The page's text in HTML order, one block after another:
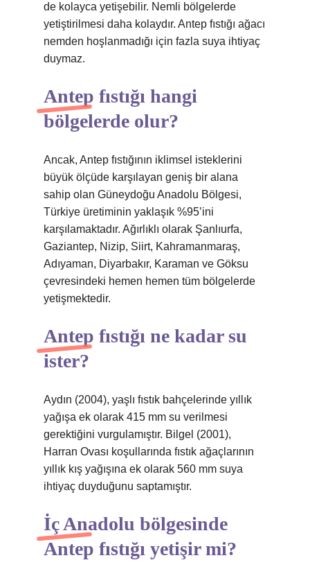
de kolayca yetişebilir. Nemli bölgelerde
yetiştirilmesi daha kolaydır. Antep fıstığı ağacı
nemden hoşlanmadığı için fazla suya ihtiyaç
duymaz.
Antep fıstığı hangi
bölgelerde olur?
Ancak, Antep fıstığının iklimsel isteklerini
büyük ölçüde karşılayan geniş bir alana
sahip olan Güneydoğu Anadolu Bölgesi,
Türkiye üretiminin yaklaşık %95’ini
karşılamaktadır. Ağırlıklı olarak Şanlıurfa,
Gaziantep, Nizip, Siirt, Kahramanmaraş,
Adıyaman, Diyarbakır, Karaman ve Göksu
çevresindeki hemen hemen tüm bölgelerde
yetişmektedir.
Antep fıstığı ne kadar su
ister?
Aydın (2004), yaşlı fıstık bahçelerinde yıllık
yağışa ek olarak 415 mm su verilmesi
gerektiğini vurgulamıştır. Bilgel (2001),
Harran Ovası koşullarında fıstık ağaçlarının
yıllık kış yağışına ek olarak 560 mm suya
ihtiyaç duyduğunu saptamıştır.
İç Anadolu bölgesinde
Antep fıstığı yetişir mi?